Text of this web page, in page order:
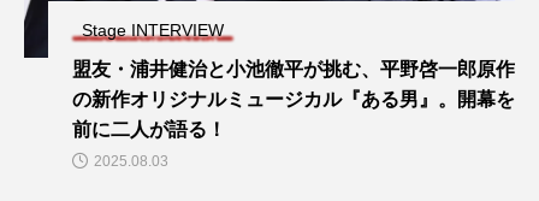
Stage INTERVIEW
盟友・浦井健治と小池徹平が挑む、平野啓一郎原作
の新作オリジナルミュージカル『ある男』。開幕を
前に二人が語る！
2025.08.03